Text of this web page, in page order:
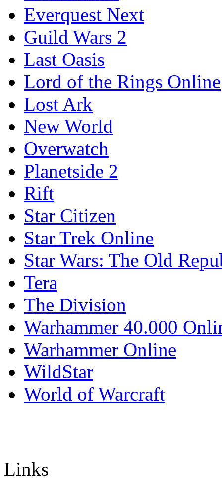
Everquest Next
Guild Wars 2
Last Oasis
Lord of the Rings Online
Lost Ark
New World
Overwatch
Planetside 2
Rift
Star Citizen
Star Trek Online
Star Wars: The Old
Tera
The Division
Warhammer 40.000
Warhammer Online
WildStar
World of Warcraft
Links